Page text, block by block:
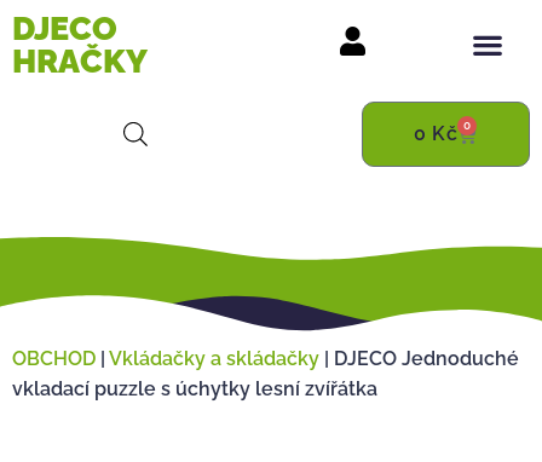
DJECO
HRAČKY
0 Kč 0
OBCHOD | Vkládačky a skládačky | DJECO Jednoduché
vkladací puzzle s úchytky lesní zvířátka